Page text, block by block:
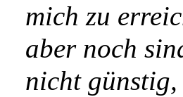
mich zu
aber noch
nicht günstig,